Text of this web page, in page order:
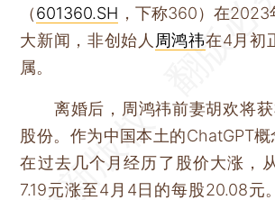
（601360.SH ，下称360）在
大新闻，非创始人 周鸿祎在4月初
属。
离婚后，周鸿祎前妻胡欢将获
股份。作为中国本土的ChatGPT
在过去几个月经历了股价大涨，
7.19元涨至4月4日的每股20.08元